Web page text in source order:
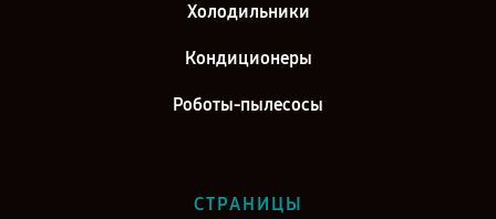
Холодильники
Кондиционеры
Роботы-пылесосы
СТРАНИЦЫ